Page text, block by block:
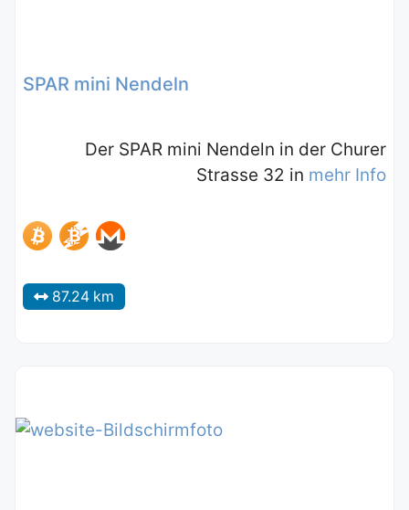
SPAR mini Nendeln
Der SPAR mini Nendeln in der Churer
Strasse 32 in mehr Info
87.24 km